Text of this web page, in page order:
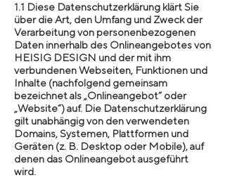
1.1 Diese Datenschutzerklärung klärt Sie
über die Art, den Umfang und Zweck der
Verarbeitung von personenbezogenen
Daten innerhalb des Onlineangebotes von
HEISIG DESIGN und der mit ihm
verbundenen Webseiten, Funktionen und
Inhalte (nachfolgend gemeinsam
bezeichnet als „Onlineangebot“ oder
„Website“) auf. Die Datenschutzerklärung
gilt unabhängig von den verwendeten
Domains, Systemen, Plattformen und
Geräten (z. B. Desktop oder Mobile), auf
denen das Onlineangebot ausgeführt
wird.